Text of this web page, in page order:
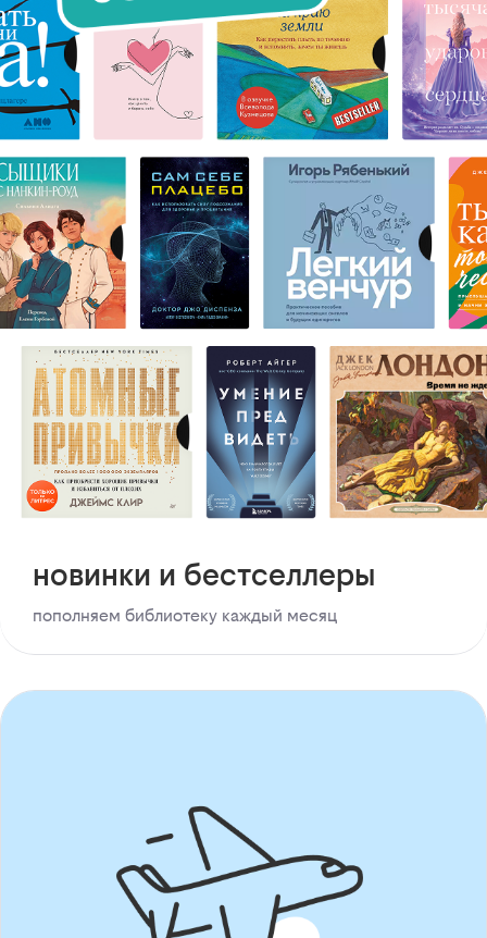
новинки и бестселлеры
пополняем библиотеку каждый месяц